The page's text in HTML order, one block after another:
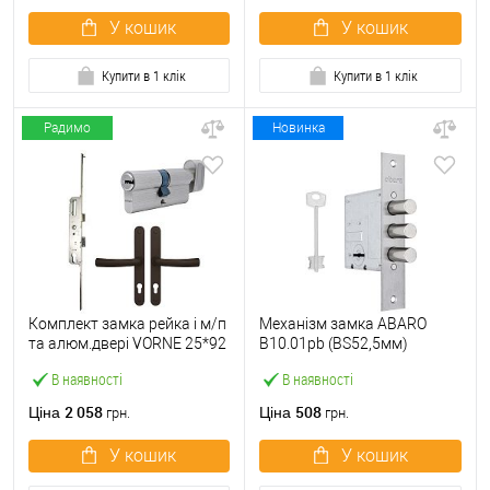
У кошик
Купити в 1 клік
У кошик
Купити в 1 клік
Радимо
В наявності
Комплект замка рейка і м/п
та алюм.двері VORNE 25*92
ручками коричневий
Ціна 2 058 грн.
У кошик
Новинка
В наявності
Механізм замка ABARO
B10.01pb (BS52,5мм)
тех.пакування.без
Ціна 508 грн.
У кошик